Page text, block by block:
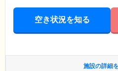
空き状況を知る
施設の詳細